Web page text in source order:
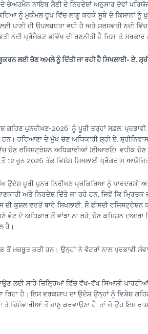
ਨਾਇਬ ਸੈਣੀ ਦੇ ਨਿਰਦੇਸ਼ਾਂ ਅਨੁਸਾਰ ਦੋਵਾਂ
ਨੂੰ ਮੁਕੰਮਲ ਰੂਪ ਵਿੱਚ ਲਾਗੂ ਕਰਕੇ ਸੂਬੇ ਦੇ ਕਿਸਾਨਾਂ ਨੂੰ
ਪਾਣੀ ਦੀ ਉਪਲਬਧਤਾ ਵਧੀ ਹੈ ਅਤੇ ਸਰਸਵਤੀ ਨਦੀ
ਨਦੀ ਪ੍ਰੋਜੈਕਟ ਭਵਿੱਖ ਦੀ ਰਣਨੀਤੀ ਹੈ ਜਿਸ ‘ਤੇ ਸਰਕਾਰ
ਲਈ ਚੋਣ ਅਮਲੇ ਨੂੰ ਦਿੱਤੀ ਜਾ ਰਹੀ ਹੈ ਸਿਖਲਾਈ- ਏ.
ਗਹਿਣ ਪੁਨਰੀਖਣ-2026’ ਨੂੰ ਪੂਰੀ ਤਰ੍ਹਾਂ ਸਫ਼ਲ,
ਹਰਿਆਣਾ ਦੇ ਮੁੱਖ ਚੋਣ ਅਧਿਕਾਰੀ ਸ਼੍ਰੀ ਏ.
ਚੋਣ ਰਜਿਸਟ੍ਰੇਸ਼ਨ ਅਧਿਕਾਰੀਆਂ (ਈਆਰਓ), ਵਧੀਕ
ਜੂਨ 2026 ਤੱਕ ਵਿਸ਼ੇਸ਼ ਸਿਖਲਾਈ ਪ੍ਰੋਗਰਾਮ ਆਯੋਜਿਤ
ਪੂਰੀ ਪੁਨਰ ਨਿਰੀਖਣ ਪ੍ਰਕਿਰਿਆ ਨੂੰ ਪਾਰਦਰਸ਼ੀ
ਅਤੇ ਨਿਰਦੇਸ਼ ਦਿੱਤੇ ਜਾ ਰਹੇ ਹਨ, ਜਿਵੇਂ ਕਿ ਮ੍ਰਿਤਕ
ਕੁਸ਼ਲ ਵਰਤੋਂ ਬਾਰੇ ਸਿਖਲਾਈ, ਸੌ ਫੀਸਦੀ ਰਜਿਸਟ੍ਰੇਸ਼ਨ
ਵੋਟ ਦੇ ਅਧਿਕਾਰ ਤੋਂ ਵਾਂਝਾ ਨਾ ਰਹੇ, ਚੋਣ ਕਮਿਸ਼ਨ ਦੁਆਰਾ
ਹੈ।
ਮਜ਼ਬੂਤ ਕੜੀ ਹਨ। ਉਨ੍ਹਾਂ ਨੇ ਵੋਟਰਾਂ ਨਾਲ ਪ੍ਰਭਾਵੀ
ਲਈ ਸਾਰੇ ਜ਼ਿਲ੍ਹਿਆਂ ਵਿੱਚ ਵੱਖ-ਵੱਖ ਸਿਆਸੀ
ਹੈ। ਇਸ ਵਰਕਸ਼ਾਪ ਦਾ ਉਦੇਸ਼ ਉਨ੍ਹਾਂ ਨੂੰ ਵਿਸ਼ੇਸ਼
ਜ਼ਿੰਮੇਵਾਰੀਆਂ ਤੋਂ ਜਾਣੂ ਕਰਵਾਉਣਾ ਹੈ, ਤਾਂ ਜੋ ਉਹ ਇਸ